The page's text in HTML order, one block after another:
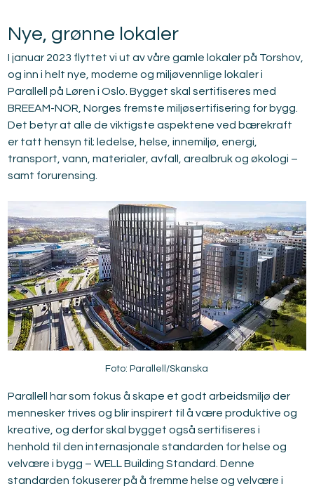
Nye, grønne lokaler
I januar 2023 flyttet vi ut av våre gamle lokaler på Torshov,
og inn i helt nye, moderne og miljøvennlige lokaler i
Parallell på Løren i Oslo. Bygget skal sertifiseres med
BREEAM-NOR, Norges fremste miljøsertifisering for bygg.
Det betyr at alle de viktigste aspektene ved bærekraft
er tatt hensyn til; ledelse, helse, innemiljø, energi,
transport, vann, materialer, avfall, arealbruk og økologi –
samt forurensing.
Foto: Parallell/Skanska
Parallell har som fokus å skape et godt arbeidsmiljø der
mennesker trives og blir inspirert til å være produktive og
kreative, og derfor skal bygget også sertifiseres i
henhold til den internasjonale standarden for helse og
velvære i bygg – WELL Building Standard. Denne
standarden fokuserer på å fremme helse og velvære i